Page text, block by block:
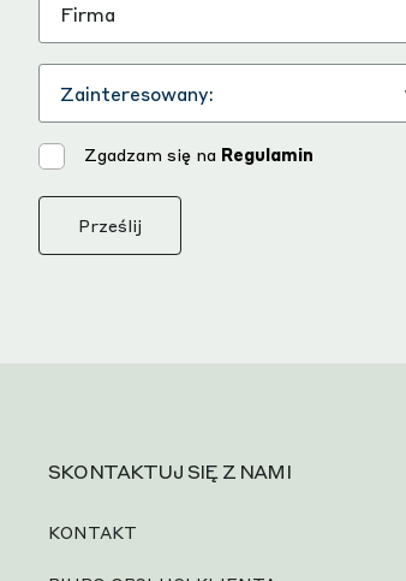
Zgadzam się na Regulamin
Prześlij
SKONTAKTUJ SIĘ Z NAMI
KONTAKT